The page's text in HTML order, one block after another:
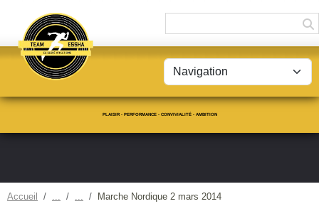
PLAISIR - PERFORMANCE - CONVIVIALITÉ - AMBITION
Accueil Marche Nordique 2 mars 2014